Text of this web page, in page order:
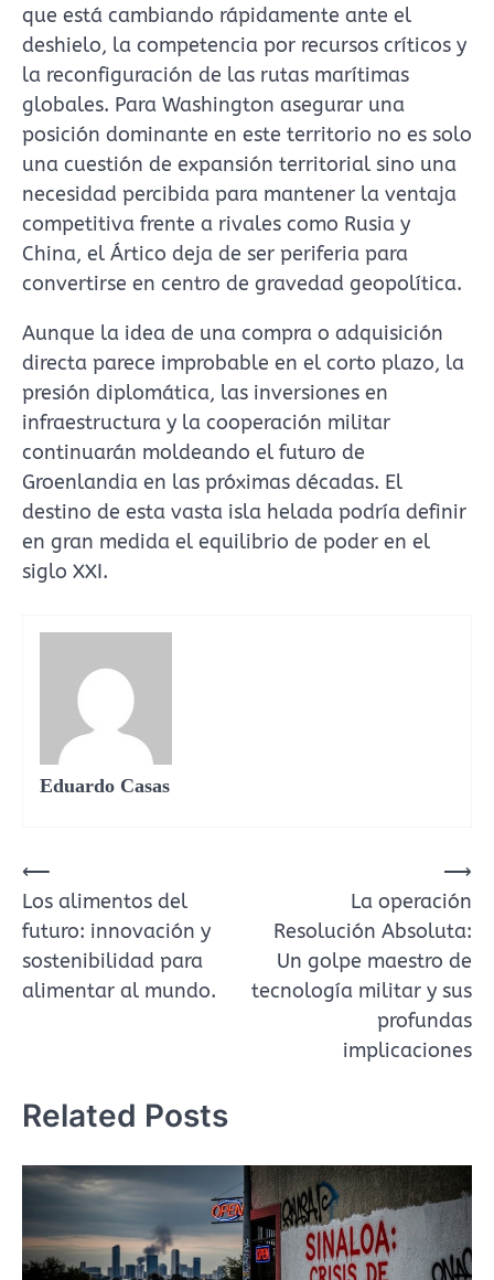
que está cambiando rápidamente ante el
deshielo, la competencia por recursos críticos y
la reconfiguración de las rutas marítimas
globales. Para Washington asegurar una
posición dominante en este territorio no es solo
una cuestión de expansión territorial sino una
necesidad percibida para mantener la ventaja
competitiva frente a rivales como Rusia y
China, el Ártico deja de ser periferia para
convertirse en centro de gravedad geopolítica.
Aunque la idea de una compra o adquisición
directa parece improbable en el corto plazo, la
presión diplomática, las inversiones en
infraestructura y la cooperación militar
continuarán moldeando el futuro de
Groenlandia en las próximas décadas. El
destino de esta vasta isla helada podría definir
en gran medida el equilibrio de poder en el
siglo XXI.
Eduardo Casas
Navegación
de
entradas
⟵
Los alimentos del
futuro: innovación y
sostenibilidad para
alimentar al mundo.
La operación
Resolución Absoluta:
Un golpe maestro de
tecnología militar y sus
profundas
implicaciones
⟶
Related Posts